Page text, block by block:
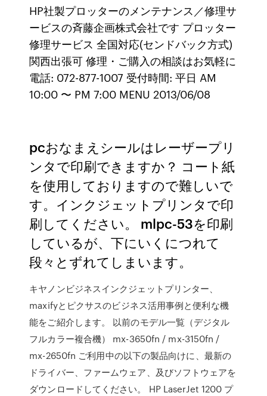
HP社製プロッターのメンテナンス／修理サ
ービスの斉藤企画株式会社です プロッター
修理サービス 全国対応(センドバック方式)
関西出張可 修理・ご購入の相談はお気軽に
電話: 072-877-1007 受付時間: 平日 AM
10:00 〜 PM 7:00 MENU 2013/06/08
pcおなまえシールはレーザープリ
ンタで印刷できますか？ コート紙
を使用しておりますので難しいで
す。インクジェットプリンタで印
刷してください。 mlpc-53を印刷
しているが、下にいくにつれて
段々とずれてしまいます。
キヤノンビジネスインクジェットプリンター、
maxifyとピクサスのビジネス活用事例と便利な機
能をご紹介します。 以前のモデル一覧（デジタル
フルカラー複合機） mx-3650fn / mx-3150fn /
mx-2650fn ご利用中の以下の製品向けに、最新の
ドライバー、ファームウェア、及びソフトウェアを
ダウンロードしてください。 HP LaserJet 1200 プ